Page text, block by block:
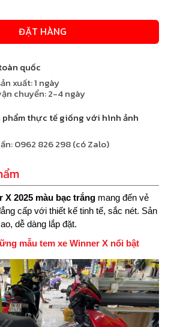
ĐẶT HÀNG
quốc
xuất: 1 ngày
chuyển: 2-4 ngày
phẩm thực tế giống với hình ảnh
0962 826 298 (có Zalo)
X 2025 màu bạc trắng mang đến vẻ
cấp với thiết kế tinh tế, sắc nét. Sản
dễ dàng lắp đặt.
mẫu tem xe Winner X nổi bật